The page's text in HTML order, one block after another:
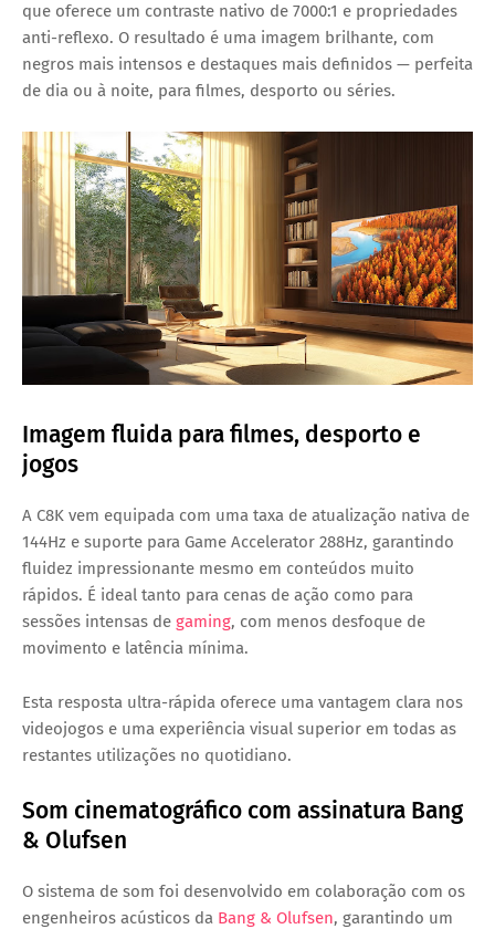
que oferece um contraste nativo de 7000:1 e propriedades
anti-reflexo. O resultado é uma imagem brilhante, com
negros mais intensos e destaques mais definidos — perfeita
de dia ou à noite, para filmes, desporto ou séries.
Imagem fluida para filmes, desporto e
jogos
A C8K vem equipada com uma taxa de atualização nativa de
144Hz e suporte para Game Accelerator 288Hz, garantindo
fluidez impressionante mesmo em conteúdos muito
rápidos. É ideal tanto para cenas de ação como para
sessões intensas de gaming, com menos desfoque de
movimento e latência mínima.
Esta resposta ultra-rápida oferece uma vantagem clara nos
videojogos e uma experiência visual superior em todas as
restantes utilizações no quotidiano.
Som cinematográfico com assinatura Bang
& Olufsen
O sistema de som foi desenvolvido em colaboração com os
engenheiros acústicos da Bang & Olufsen, garantindo um